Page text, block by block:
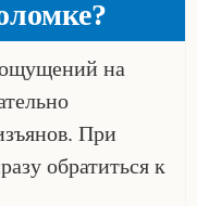
на
При
обратиться к